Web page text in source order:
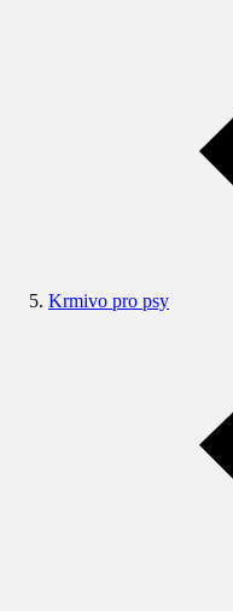
Krmivo pro psy